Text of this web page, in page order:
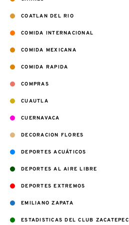
COATLAN DEL RIO
COMIDA INTERNACIONAL
COMIDA MEXICANA
COMIDA RAPIDA
COMPRAS
CUAUTLA
CUERNAVACA
DECORACION FLORES
DEPORTES ACUÁTICOS
DEPORTES AL AIRE LIBRE
DEPORTES EXTREMOS
EMILIANO ZAPATA
ESTADISTICAS DEL CLUB ZACATEPEC